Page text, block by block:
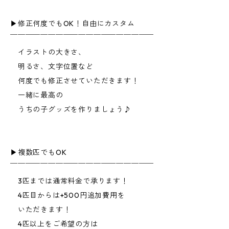
▶︎修正何度でもOK！自由にカスタム
￣￣￣￣￣￣￣￣￣￣￣￣￣￣￣￣￣￣￣
イラストの大きさ、
明るさ、文字位置など
何度でも修正させていただきます！
一緒に最高の
うちの子グッズを作りましょう♪
▶︎複数匹でもOK
￣￣￣￣￣￣￣￣￣￣￣￣￣￣￣￣￣￣￣
3匹までは通常料金で承ります！
4匹目からは+500円追加費用を
いただきます！
4匹以上をご希望の方は